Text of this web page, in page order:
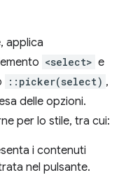
applica
<select> e
::picker(select) ,
delle opzioni.
per lo stile, tra cui:
i contenuti
nel pulsante.